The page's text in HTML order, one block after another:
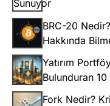
BRC-20
Hakkında
Yatırım
Bulunduran
Fork Nedir?